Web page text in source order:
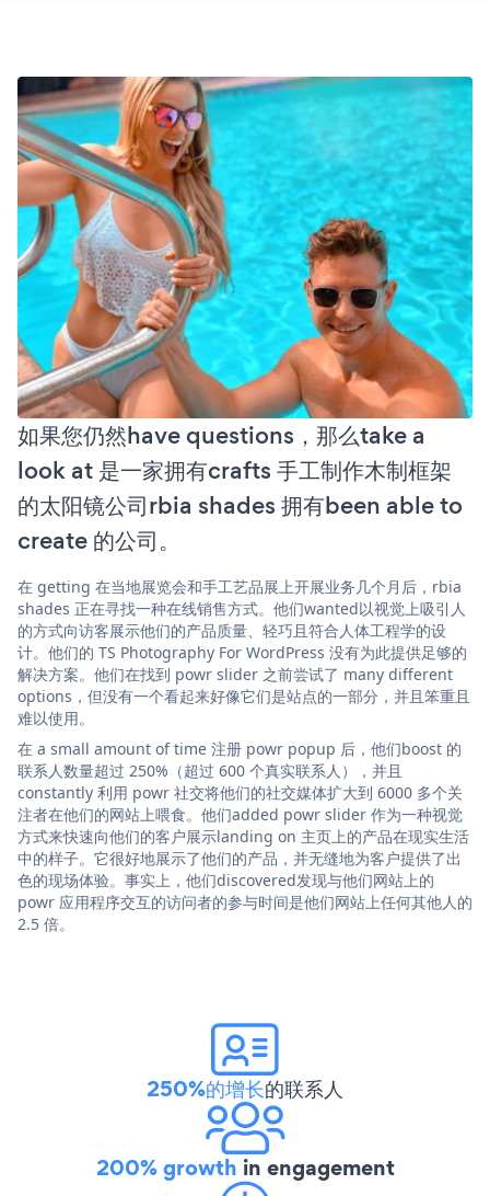
如果您仍然have questions，那么take a
look at 是一家拥有crafts 手工制作木制框架
的太阳镜公司rbia shades 拥有been able to
create 的公司。
在 getting 在当地展览会和手工艺品展上开展业务几个月后，rbia
shades 正在寻找一种在线销售方式。他们wanted以视觉上吸引人
的方式向访客展示他们的产品质量、轻巧且符合人体工程学的设
计。他们的 TS Photography For WordPress 没有为此提供足够的
解决方案。他们在找到 powr slider 之前尝试了 many different
options，但没有一个看起来好像它们是站点的一部分，并且笨重且
难以使用。
在 a small amount of time 注册 powr popup 后，他们boost 的
联系人数量超过 250%（超过 600 个真实联系人），并且
constantly 利用 powr 社交将他们的社交媒体扩大到 6000 多个关
注者在他们的网站上喂食。他们added powr slider 作为一种视觉
方式来快速向他们的客户展示landing on 主页上的产品在现实生活
中的样子。它很好地展示了他们的产品，并无缝地为客户提供了出
色的现场体验。事实上，他们discovered发现与他们网站上的
powr 应用程序交互的访问者的参与时间是他们网站上任何其他人的
2.5 倍。
250%的增长的联系人
200% growth in engagement